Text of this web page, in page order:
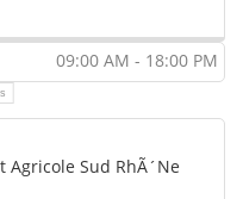
09:00 AM - 18:00 PM
Agricole Sud RhÃ´ne